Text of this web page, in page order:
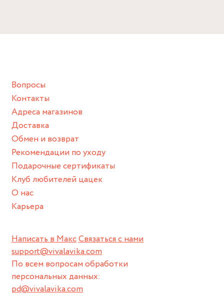
Снимайте ваше украшение перед купанием (и в море, и в
спортивный инвентарь).
Храните изделие в сухом месте.
Для надежного хранения мы доставляем все изделия в
нашей фирменной коробке или упаковке бренда.
Пожалуйста, используйте эту упаковку для хранения,
пока не носите украшение на себе.
Написать в МаксСвязаться с нами
support@vivalavika.com
По всем вопросам обработки
персональных данных:
pd@vivalavika.com
Вопросы
Контакты
Адреса магазинов
Доставка
Обмен и возврат
Рекомендации по уходу
Подарочные сертификаты
Клуб любителей цацек
О нас
Карьера